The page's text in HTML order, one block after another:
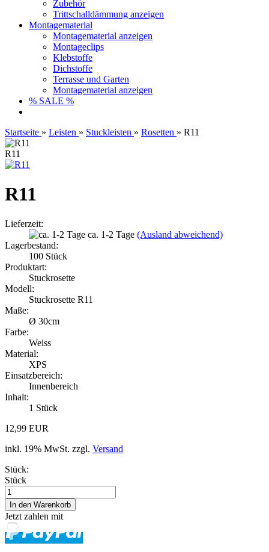
Zubehör
Trittschalldämmung anzeigen
Montagematerial
Montagematerial anzeigen
Montageclips
Klebstoffe
Dichstoffe
Terrasse und Garten
Montagematerial anzeigen
% SALE %
Startseite » Leisten » Stuckleisten » Rosetten » R11
R11
R11
Lieferzeit:
ca. 1-2 Tage (Ausland abweichend)
Lagerbestand:
100 Stück
Produktart:
Stuckrosette
Modell:
Stuckrosette R11
Maße:
Ø 30cm
Farbe:
Weiss
Material:
XPS
Einsatzbereich:
Innenbereich
Inhalt:
1 Stück
12,99 EUR
inkl. 19% MwSt. zzgl. Versand
Stück:
Stück
Jetzt zahlen mit